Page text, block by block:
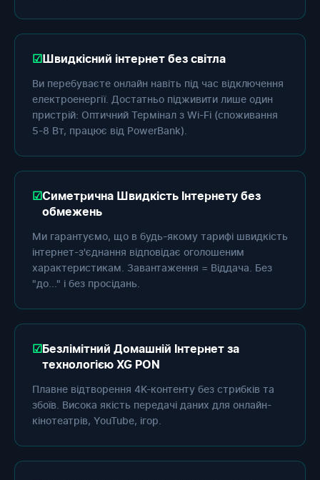
Швидкісний інтернет без світла
Ви перебуваєте онлайн навіть під час відключення
електроенергії. Достатньо підживити лише один
пристрій: Оптичний Термінал з Wi-Fi (споживання
5-8 Вт, працює від PowerBank).
Симетрична Швидкість Інтернету без
обмежень
Ми гарантуємо, що в будь-якому тарифі швидкість
інтернет-з'єднання відповідає оголошеним
характеристикам. Завантаження = Віддача. Без
"до..." і без просідань.
Безлімітний Домашній Інтернет за
технологією XG PON
Плавне відтворення 4K-контенту без стрибків та
збоїв. Висока якість передачі даних для онлайн-
кінотеатрів, YouTube, ігор.